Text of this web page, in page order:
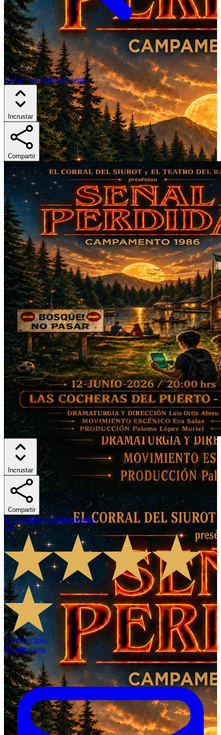
Cercar més esdeveniments
Incrustar
Compartir
Incrustar
Compartir
Valoracions de l'organitzador:
5.0
3 Valoracions
2 Comentaris